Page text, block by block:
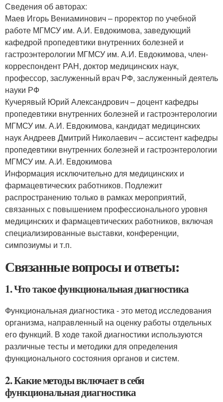
Сведения об авторах:
Маев Игорь Вениаминович – проректор по учебной
работе МГМСУ им. А.И. Евдокимова, заведующий
кафедрой пропедевтики внутренних болезней и
гастроэнтерологии МГМСУ им. А.И. Евдокимова, член-
корреспондент РАН, доктор медицинских наук,
профессор, заслуженный врач РФ, заслуженный деятель
науки РФ
Кучерявый Юрий Александрович – доцент кафедры
пропедевтики внутренних болезней и гастроэнтерологии
МГМСУ им. А.И. Евдокимова, кандидат медицинских
наук Андреев Дмитрий Николаевич – ассистент кафедры
пропедевтики внутренних болезней и гастроэнтерологии
МГМСУ им. А.И. Евдокимова
Информация исключительно для медицинских и
фармацевтических работников. Подлежит
распространению только в рамках мероприятий,
связанных с повышением профессионального уровня
медицинских и фармацевтических работников, включая
специализированные выставки, конференции,
симпозиумы и т.п.
Связанные вопросы и ответы:
1. Что такое функциональная диагностика
Функциональная диагностика - это метод исследования
организма, направленный на оценку работы отдельных
его функций. В ходе такой диагностики используются
различные тесты и методики для определения
функционального состояния органов и систем.
2. Какие методы включает в себя
функциональная диагностика